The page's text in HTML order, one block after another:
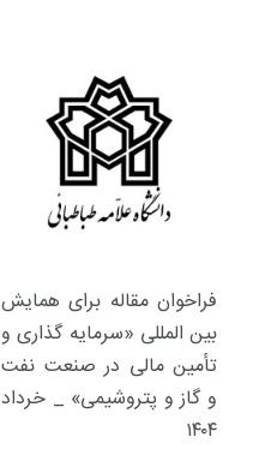
فراخوان مقاله برای همایش
بین المللی «سرمایه گذاری و
تأمین مالی در صنعت نفت
و گاز و پتروشیمی» _ خرداد
۱۴۰۴